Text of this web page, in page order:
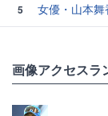
5
女優・山本
画像アクセスラ